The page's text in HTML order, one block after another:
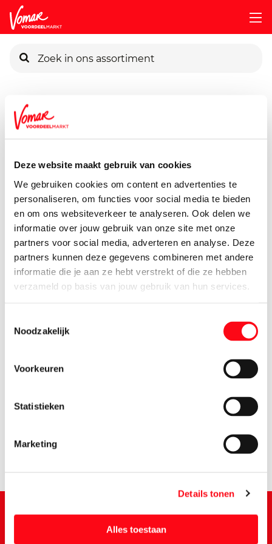
Deze website maakt gebruik van cookies
We gebruiken cookies om content en advertenties te
personaliseren, om functies voor social media te bieden
en om ons websiteverkeer te analyseren. Ook delen we
informatie over jouw gebruik van onze site met onze
partners voor social media, adverteren en analyse. Deze
partners kunnen deze gegevens combineren met andere
informatie die je aan ze hebt verstrekt of die ze hebben
verzameld op basis van jouw gebruik van hun services.
Noodzakelijk
Voorkeuren
Statistieken
Marketing
Details tonen
Alles toestaan
Pincode vergeten
Persoonlijk KIK-account
Assortiment
500 ml
2.79